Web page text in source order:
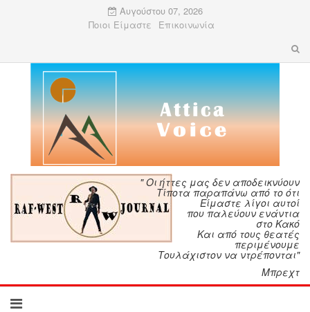
Αυγούστου 07, 2026
Ποιοι Είμαστε
Επικοινωνία
" Οι ήττες μας δεν αποδεικνύουν
Τίποτα παραπάνω από το ότι
Είμαστε λίγοι αυτοί
που παλεύουν ενάντια
στο Κακό
Και από τους θεατές
περιμένουμε
Τουλάχιστον να ντρέπονται"
Μπρεχτ